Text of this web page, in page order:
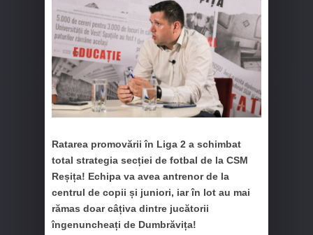
Ratarea promovării în Liga 2 a schimbat
total strategia secției de fotbal de la CSM
Reșița! Echipa va avea antrenor de la
centrul de copii și juniori, iar în lot au mai
rămas doar câțiva dintre jucătorii
îngenuncheați de Dumbrăvița!